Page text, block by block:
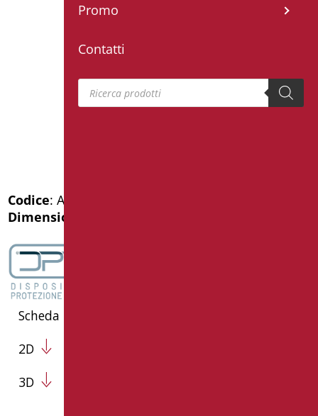
Codice: AN-030SDF/01
Dimensioni
Scheda Tecnica
2D
3D
Promo
Contatti
Products search